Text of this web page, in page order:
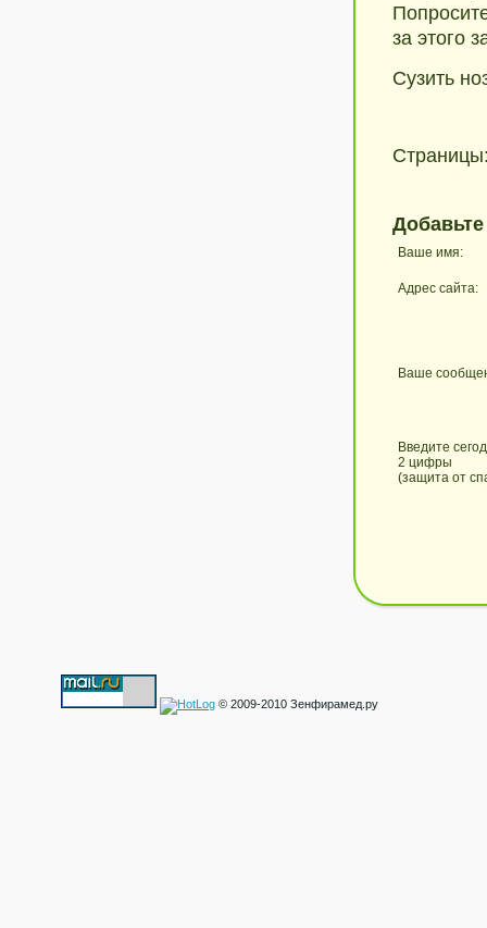
за этого
Сузить
Ваше имя:
Адрес сайта:
Ваше
Введите
2 цифры
(защита от
© 2009-2010 Зенфирамед.ру